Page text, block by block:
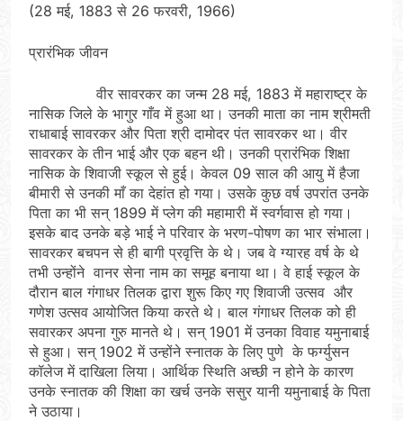
(28 मई, 1883 से 26 फरवरी, 1966)
प्रारंभिक जीवन
वीर सावरकर का जन्म 28 मई, 1883 में महाराष्ट्र के
नासिक जिले के भागुर गाँव में हुआ था। उनकी माता का नाम श्रीमती
राधाबाई सावरकर और पिता श्री दामोदर पंत सावरकर था। वीर
सावरकर के तीन भाई और एक बहन थी। उनकी प्रारंभिक शिक्षा
नासिक के शिवाजी स्कूल से हुई। केवल 09 साल की आयु में हैजा
बीमारी से उनकी माँ का देहांत हो गया। उसके कुछ वर्ष उपरांत उनके
पिता का भी सन् 1899 में प्लेग की महामारी में स्वर्गवास हो गया।
इसके बाद उनके बड़े भाई ने परिवार के भरण-पोषण का भार संभाला।
सावरकर बचपन से ही बागी प्रवृत्ति के थे। जब वे ग्यारह वर्ष के थे
तभी उन्होंने वानर सेना नाम का समूह बनाया था। वे हाई स्कूल के
दौरान बाल गंगाधर तिलक द्वारा शुरू किए गए शिवाजी उत्सव और
गणेश उत्सव आयोजित किया करते थे। बाल गंगाधर तिलक को ही
सवारकर अपना गुरु मानते थे। सन् 1901 में उनका विवाह यमुनाबाई
से हुआ। सन् 1902 में उन्होंने स्नातक के लिए पुणे के फर्ग्युसन
कॉलेज में दाखिला लिया। आर्थिक स्थिति अच्छी न होने के कारण
उनके स्नातक की शिक्षा का खर्च उनके ससुर यानी यमुनाबाई के पिता
ने उठाया।